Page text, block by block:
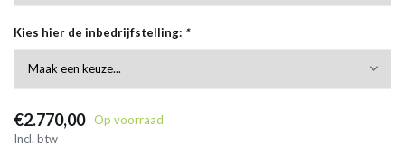
Kies hier de inbedrijfstelling: *
€2.770,00
Op voorraad
Incl. btw